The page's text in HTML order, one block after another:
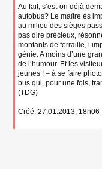
Au fait, s’est-on déjà
autobus? Le maître ès
au milieu des sièges
pas dire précieux,
montants de ferraille,
génie. A moins d’une
de l’humour. Et les
jeunes ! – à se faire
bus qui, pour une fois,
(TDG)
Créé: 27.01.2013, 18h06